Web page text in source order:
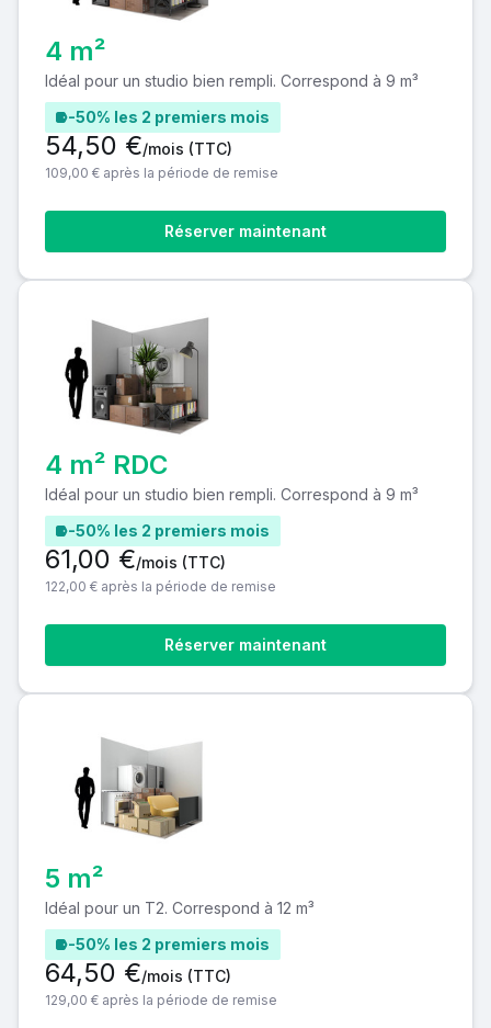
4 m²
Idéal pour un studio bien rempli. Correspond à 9 m³
-50% les 2 premiers mois
Réserver maintenant
54,50 €/mois (TTC)
109,00 € après la période de remise
4 m² RDC
Idéal pour un studio bien rempli. Correspond à 9 m³
-50% les 2 premiers mois
Réserver maintenant
61,00 €/mois (TTC)
122,00 € après la période de remise
5 m²
Idéal pour un T2. Correspond à 12 m³
-50% les 2 premiers mois
64,50 €/mois (TTC)
129,00 € après la période de remise